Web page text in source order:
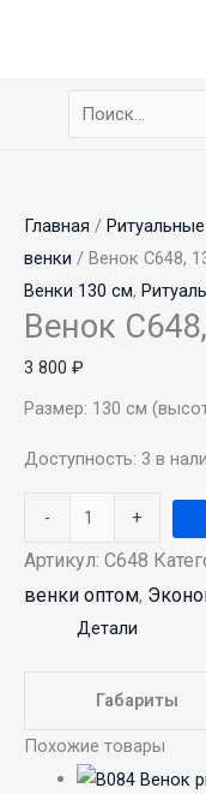
Поиск:
Главная /
венки / Венок С648,
Венки 130 см,
Венок
3 800 ₽
Размер: 130 см
Доступность: 3 в
- +
Артикул: С648
венки оптом,
Детали
Габариты
Похожие товары